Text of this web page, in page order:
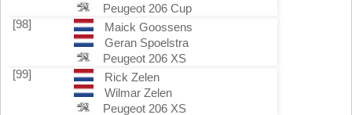
Peugeot 206 Cup
[98]
Maick Goossens
Geran Spoelstra
Peugeot 206 XS
[99]
Rick Zelen
Wilmar Zelen
Peugeot 206 XS